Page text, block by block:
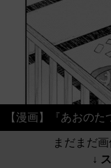
【漫画】『あおの
まだまだ
↓